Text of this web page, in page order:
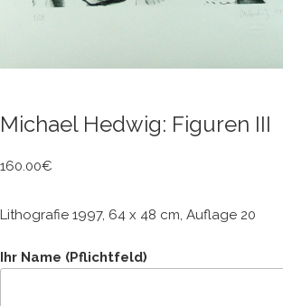
Michael Hedwig: Figuren III
160.00€
Lithografie 1997, 64 x 48 cm, Auflage 20
Ihr Name (Pflichtfeld)